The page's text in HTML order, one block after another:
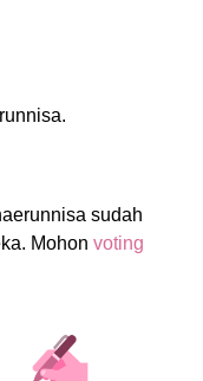
sudah
Mohon voting